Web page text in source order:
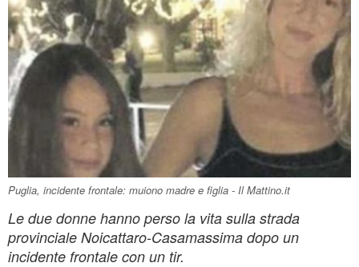
Puglia, incidente frontale: muiono madre e figlia - Il Mattino.it
Le due donne hanno perso la vita sulla strada
provinciale Noicattaro-Casamassima dopo un
incidente frontale con un tir.